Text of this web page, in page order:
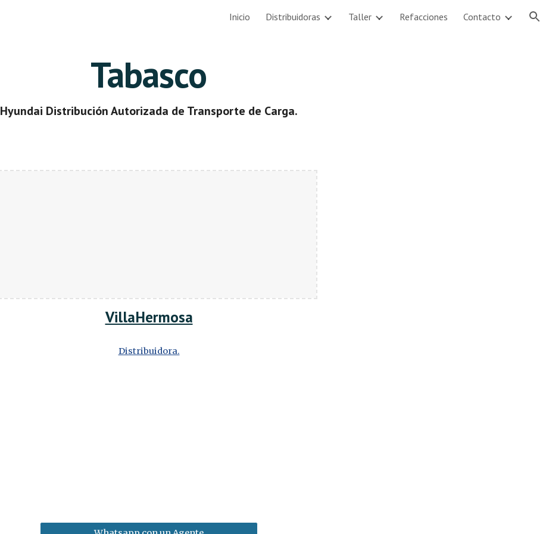
Skip to navigation
Inicio Distribuidoras Taller Refacciones Contacto
Tabasco
Hyundai Distribución Autorizada de Transporte de Carga.
VillaHermosa
Distribuidora.